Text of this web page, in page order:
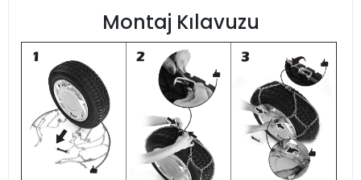
Montaj Kılavuzu